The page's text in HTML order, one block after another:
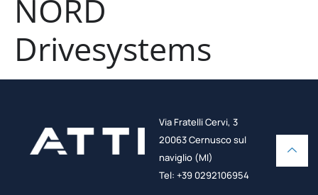
NORD
Drivesystems
Via Fratelli Cervi, 3
20063 Cernusco sul
naviglio (MI)
Tel: +39 0292106954